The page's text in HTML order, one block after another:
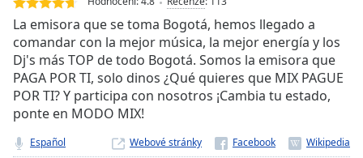
Stream
TypeLIVE
Seek to
live,
currently
behind
Remaining
Time-
La emisora que se toma Bogotá, hemos llegado a
comandar con la mejor música, la mejor energía y los
Dj's más TOP de todo Bogotá. Somos la emisora que
PAGA POR TI, solo dinos ¿Qué quieres que MIX PAGUE
POR TI? Y participa con nosotros ¡Cambia tu estado,
ponte en MODO MIX!
Español Webové stránky